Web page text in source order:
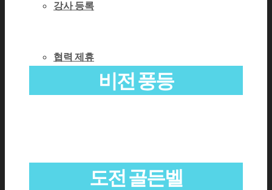
강사 등록
협력 제휴
비전 풍등
도전 골든벨